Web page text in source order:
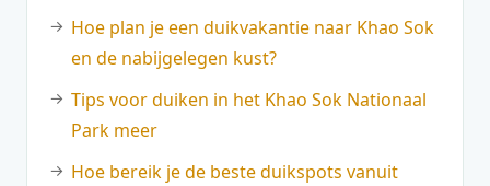
Hoe plan je een duikvakantie naar Khao Sok
en de nabijgelegen kust?
Tips voor duiken in het Khao Sok Nationaal
Park meer
Hoe bereik je de beste duikspots vanuit